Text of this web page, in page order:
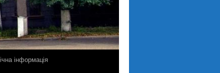
інформація